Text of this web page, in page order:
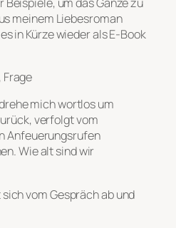
meinem Liebesroman
in Kürze wieder als E-Book
mich wortlos um
verfolgt vom
Anfeuerungsrufen
Wie alt sind wir
vom Gespräch ab und